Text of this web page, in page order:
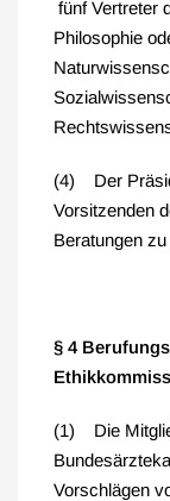
fünf Vertreter
Philosophie
(4) Der
Vorsitzenden
Beratungen zu
§ 4
(1) Die
Vorschlägen